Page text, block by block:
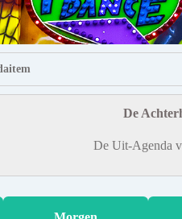
De
De Uit-Agenda